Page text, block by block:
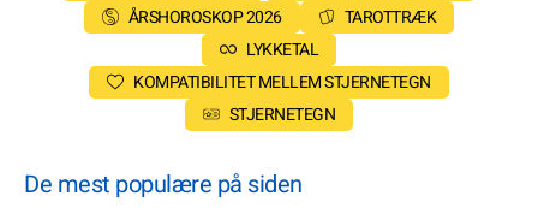
ÅRSHOROSKOP 2026
TAROTTRÆK
LYKKETAL
KOMPATIBILITET MELLEM STJERNETEGN
STJERNETEGN
De mest populære på siden